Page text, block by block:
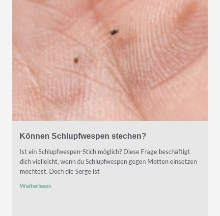
Können Schlupfwespen stechen?
Ist ein Schlupfwespen-Stich möglich? Diese Frage beschäftigt
dich vielleicht, wenn du Schlupfwespen gegen Motten einsetzen
möchtest. Doch die Sorge ist
Weiterlesen